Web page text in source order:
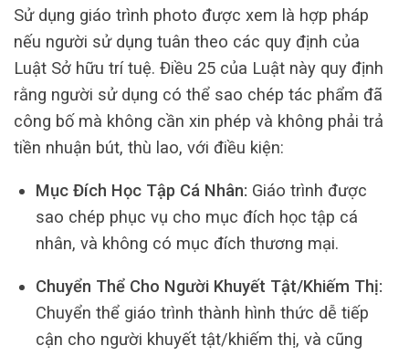
Sử dụng giáo trình photo được xem là hợp pháp
nếu người sử dụng tuân theo các quy định của
Luật Sở hữu trí tuệ. Điều 25 của Luật này quy định
rằng người sử dụng có thể sao chép tác phẩm đã
công bố mà không cần xin phép và không phải trả
tiền nhuận bút, thù lao, với điều kiện:
Mục Đích Học Tập Cá Nhân: Giáo trình được
sao chép phục vụ cho mục đích học tập cá
nhân, và không có mục đích thương mại.
Chuyển Thể Cho Người Khuyết Tật/Khiếm Thị:
Chuyển thể giáo trình thành hình thức dễ tiếp
cận cho người khuyết tật/khiếm thị, và cũng